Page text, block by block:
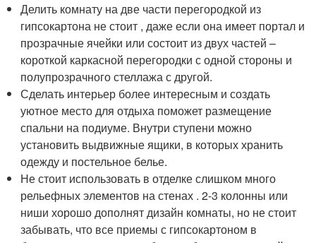
Делить комнату на две части перегородкой из
гипсокартона не стоит , даже если она имеет портал и
прозрачные ячейки или состоит из двух частей –
короткой каркасной перегородки с одной стороны и
полупрозрачного стеллажа с другой.
Сделать интерьер более интересным и создать
уютное место для отдыха поможет размещение
спальни на подиуме. Внутри ступени можно
установить выдвижные ящики, в которых хранить
одежду и постельное белье.
Не стоит использовать в отделке слишком много
рельефных элементов на стенах . 2-3 колонны или
ниши хорошо дополнят дизайн комнаты, но не стоит
забывать, что все приемы с гипсокартоном в